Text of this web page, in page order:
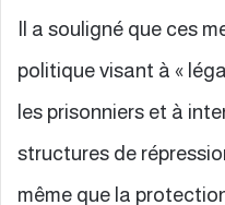
Il a souligné que ces
politique visant à «
les prisonniers et à
structures de
même que la